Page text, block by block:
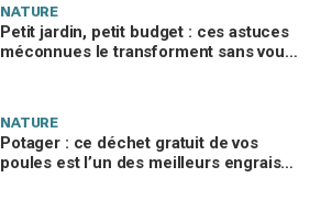
NATURE
Petit jardin, petit budget : ces astuces
méconnues le transforment sans vous
NATURE
Potager : ce déchet gratuit de vos
poules est l’un des meilleurs engrais